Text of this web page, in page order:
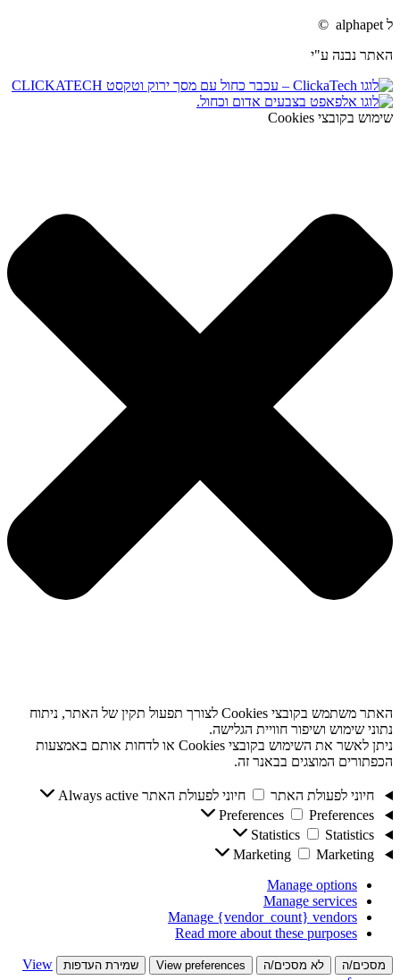
ל alphapet ©
האתר נבנה ע"י
שימוש בקובצי Cookies
האתר משתמש בקובצי Cookies לצורך תפעול תקין של האתר, ניתוח
נתוני שימוש ושיפור חוויית הגלישה.
ניתן לאשר את השימוש בקובצי Cookies או לדחות אותם באמצעות
הכפתורים המוצגים בבאנר זה.
חיוני לפעולת האתר חיוני לפעולת האתר Always active
Preferences
Preferences
Statistics
Statistics
Marketing
Marketing
Manage options
Manage services
Manage {vendor_count} vendors
Read more about these purposes
מסכים/ה לא מסכים/ה View preferences שמירת העדפות
View